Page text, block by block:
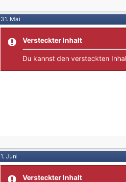
31. Mai
Versteckter Inhalt
Du kannst den versteckten
1. Juni
Versteckter Inhalt